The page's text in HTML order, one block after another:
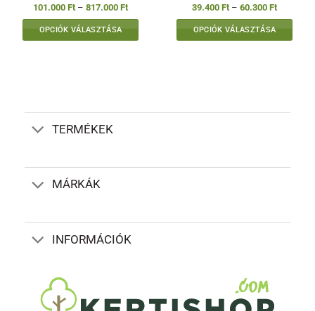
101.000 Ft – 817.000 FtÁrtartomány:
OPCIÓK VÁLASZTÁSA
van.
A
a
termékoldalon
39.400 Ft – 60.300 Ft
OPCIÓK VÁLASZTÁSA
a
TERMÉKEK
MÁRKÁK
INFORMÁCIÓK